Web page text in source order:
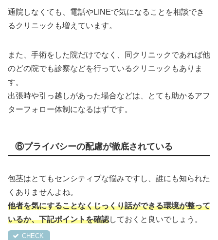
通院しなくても、電話やLINEで気になることを相談でき
るクリニックも増えています。
また、手術をした院だけでなく、同クリニックであれば他
のどの院でも診察などを行っているクリニックもありま
す。
出張時や引っ越しがあった場合などは、とても助かるアフ
ターフォロー体制になるはずです。
⑥プライバシーの配慮が徹底されている
包茎はとてもセンシティブな悩みですし、誰にも知られた
くありませんよね。
他者を気にすることなくじっくり話ができる環境が整って
いるか、下記ポイントを確認しておくと良いでしょう。